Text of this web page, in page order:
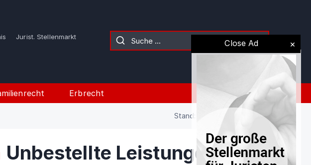
Jurist. Stellenmarkt
Erbrecht
Stand: 02.08.2026 (Gesetz)
Close Ad
Unbestellte Leistungen